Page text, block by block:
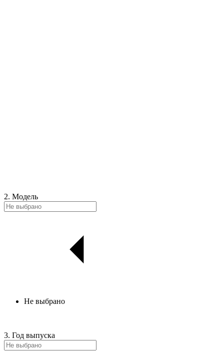
2. Модель
Не выбрано
3. Год выпуска